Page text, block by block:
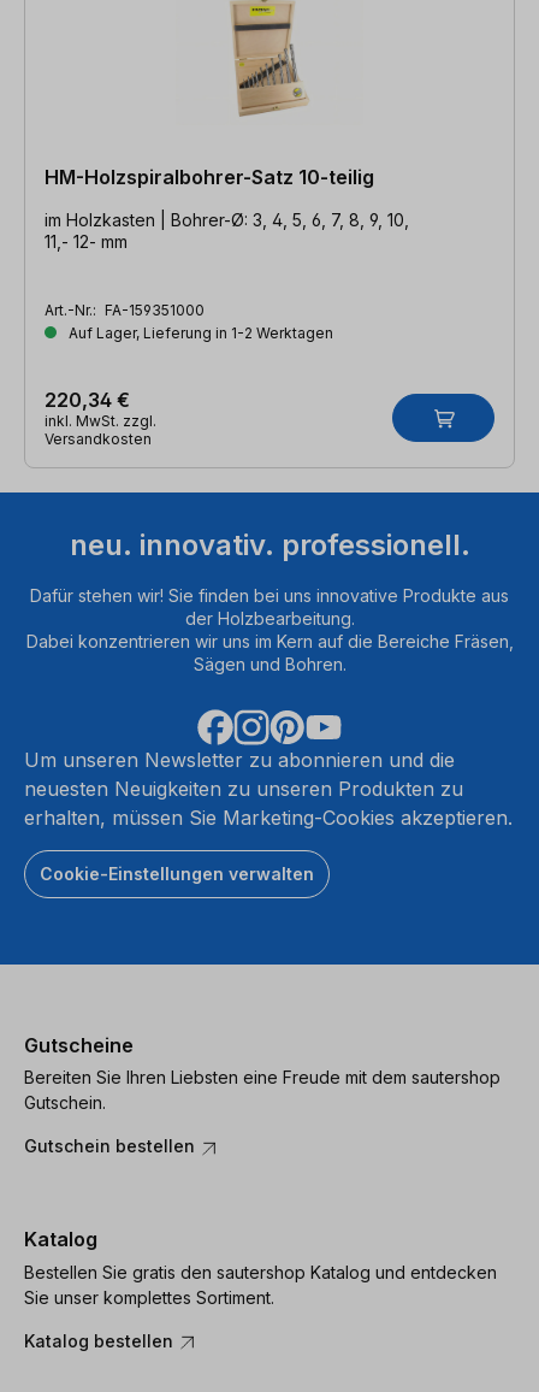
HM-Holzspiralbohrer-Satz 10-teilig
im Holzkasten | Bohrer-Ø: 3, 4, 5, 6, 7, 8, 9, 10,
11,- 12- mm
Art.-Nr.: FA-159351000
Auf Lager, Lieferung in 1-2 Werktagen
220,34 €
inkl. MwSt. zzgl.
Versandkosten
neu. innovativ. professionell.
Dafür stehen wir! Sie finden bei uns innovative Produkte aus
der Holzbearbeitung.
Dabei konzentrieren wir uns im Kern auf die Bereiche Fräsen,
Sägen und Bohren.
Um unseren Newsletter zu abonnieren und die
neuesten Neuigkeiten zu unseren Produkten zu
erhalten, müssen Sie Marketing-Cookies akzeptieren.
Cookie-Einstellungen verwalten
Gutscheine
Bereiten Sie Ihren Liebsten eine Freude mit dem sautershop
Gutschein.
Gutschein bestellen
Katalog
Bestellen Sie gratis den sautershop Katalog und entdecken
Sie unser komplettes Sortiment.
Katalog bestellen